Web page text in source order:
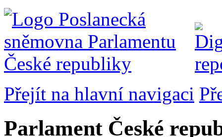
Přejít na hlavní navigaci
Parlament České